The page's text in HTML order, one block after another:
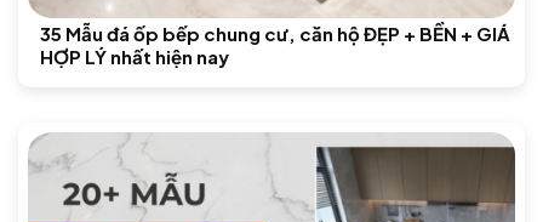
35 Mẫu đá ốp bếp chung cư, căn hộ ĐẸP + BỀN + GIÁ
HỢP LÝ nhất hiện nay